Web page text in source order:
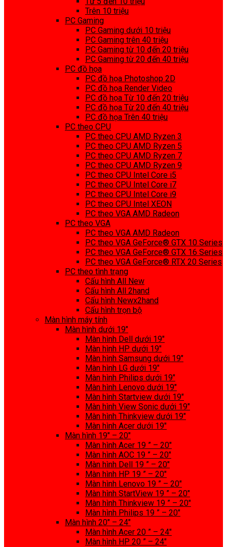
Trên 10 triệu
PC Gaming
PC Gaming dưới 10 triệu
PC Gaming trên 40 triệu
PC Gaming từ 10 đến 20 triệu
PC Gaming từ 20 đến 40 triệu
PC đồ họa
PC đồ họa Photoshop 2D
PC đồ họa Render Video
PC đồ họa Từ 10 đến 20 triệu
PC đồ họa Từ 20 đến 40 triệu
PC đồ họa Trên 40 triệu
PC theo CPU
PC theo CPU AMD Ryzen 3
PC theo CPU AMD Ryzen 5
PC theo CPU AMD Ryzen 7
PC theo CPU AMD Ryzen 9
PC theo CPU Intel Core i5
PC theo CPU Intel Core i7
PC theo CPU Intel Core i9
PC theo CPU Intel XEON
PC theo VGA AMD Radeon
PC theo VGA
PC theo VGA AMD Radeon
PC theo VGA GeForce® GTX 10 Series
PC theo VGA GeForce® GTX 16 Series
PC theo VGA GeForce® RTX 20 Series
PC theo tình trạng
Cấu hình All New
Cấu hình All 2hand
Cấu hình Newx2hand
Cấu hình trọn bộ
Màn hình máy tính
Màn hình dưới 19″
Màn hình Dell dưới 19″
Màn hình HP dưới 19″
Màn hình Samsung dưới 19″
Màn hình LG dưới 19″
Màn hình Philips dưới 19″
Màn hình Lenovo dưới 19″
Màn hình Startview dưới 19″
Màn hình View Sonic dưới 19″
Màn hình Thinkview dưới 19″
Màn hình Acer dưới 19″
Màn hình 19″ – 20″
Màn hình Acer 19 ” – 20″
Màn hình AOC 19 ” – 20″
Màn hình Dell 19 ” – 20″
Màn hình HP 19 ” – 20″
Màn hình Lenovo 19 ” – 20″
Màn hình StartView 19 ” – 20″
Màn hình Thinkview 19 ” – 20″
Màn hình Philips 19 ” – 20″
Màn hình 20″ – 24″
Màn hình Acer 20 ” – 24″
Màn hình HP 20 ” – 24″